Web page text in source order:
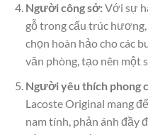
Người công sở:Với sự
gỗ trong cấu trúc
chọn hoàn hảo cho các
văn phòng, tạo nên một
Người yêu thích phong
Lacoste Original mang
nam tính, phản ánh đầy